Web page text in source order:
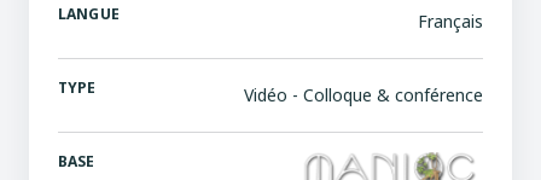
LANGUE Français
TYPE Vidéo - Colloque & conférence
BASE